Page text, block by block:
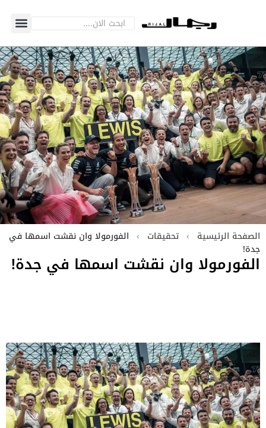
الصفحة الرئيسية › تحقيقات › الفورمولا وان نقشت اسمها في
جدة!
الفورمولا وان نقشت اسمها في جدة!